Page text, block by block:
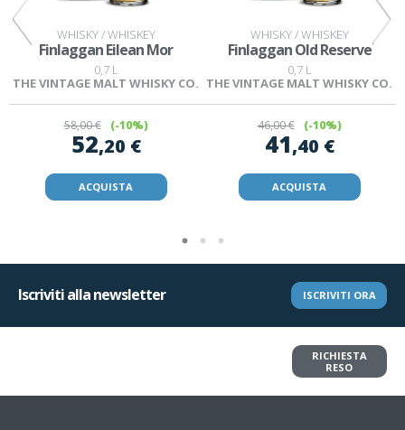
WHISKY / WHISKEY
Finlaggan Eilean Mor
0,7 L
THE VINTAGE MALT WHISKY CO.
58,00 € (-10%)
52,20 €
ACQUISTA
WHISKY / WHISKEY
Finlaggan Old Reserve
0,7 L
THE VINTAGE MALT WHISKY CO.
46,00 € (-10%)
41,40 €
ACQUISTA
Iscriviti alla newsletter ISCRIVITI ORA
RICHIESTA
RESO